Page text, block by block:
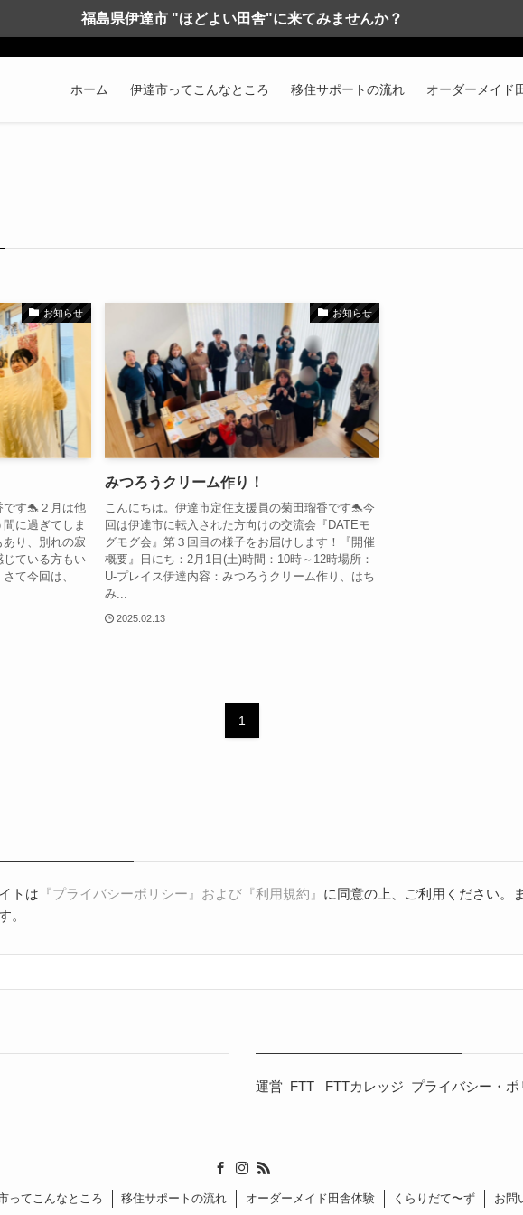
福島県伊達市 "ほどよい田舎"に来てみませんか？
ホーム 伊達市ってこんなところ 移住サポートの流れ オーダーメイド
お知らせ
です🐬２月は他
に過ぎてしま
り、別れの寂
じている方もい
て今回は、
お知らせ
みつろうクリーム作り！
こんにちは。伊達市定住支援員の菊田瑠香です🐬今
回は伊達市に転入された方向けの交流会『DATEモ
グモグ会』第３回目の様子をお届けします！『開催
概要』日にち：2月1日(土)時間：10時～12時場所：
U-プレイス伊達内容：みつろうクリーム作り、はち
み...
2025.02.13
1
トは 『プライバシーポリシー』および『利用規約』 に同意の上、ご利用ください。
。
運営 FTT FTTカレッジ プライバシー・ポ
ってこんなところ 移住サポートの流れ オーダーメイド田舎体験 くらりだて〜ず お問